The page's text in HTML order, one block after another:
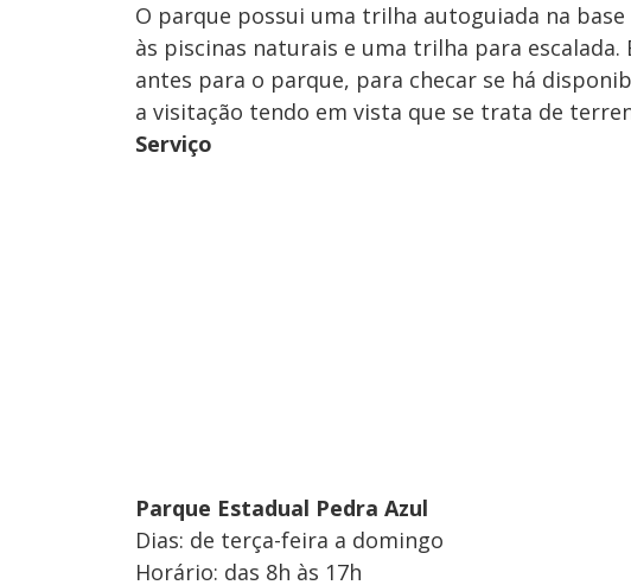
O parque possui uma trilha autoguiada na
às piscinas naturais e uma trilha para
antes para o parque, para checar se há
a visitação tendo em vista que se trata de
Serviço
Parque Estadual Pedra Azul
Dias: de terça-feira a domingo
Horário: das 8h às 17h